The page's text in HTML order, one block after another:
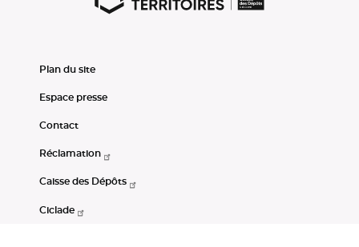
Plan du site
Espace presse
Contact
Réclamation
Caisse des Dépôts
Ciclade